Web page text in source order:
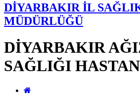
DİYARBAKIR İL
MÜDÜRLÜĞÜ
DİYARBAKIR
SAĞLIĞI